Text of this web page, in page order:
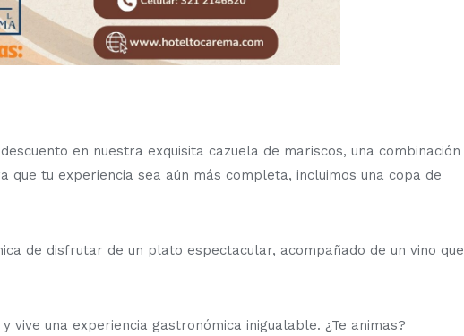
en nuestra exquisita cazuela de mariscos, una combinación
que tu experiencia sea aún más completa, incluimos una copa de
de disfrutar de un plato espectacular, acompañado de un vino que
vive una experiencia gastronómica inigualable. ¿Te animas?